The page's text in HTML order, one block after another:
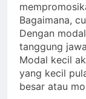
Bagaimana,
Dengan
tanggung
Modal kecil
yang kecil
besar atau